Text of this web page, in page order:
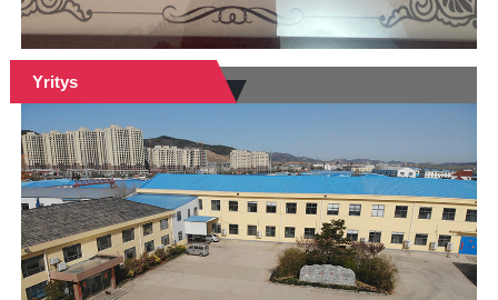
Yritys